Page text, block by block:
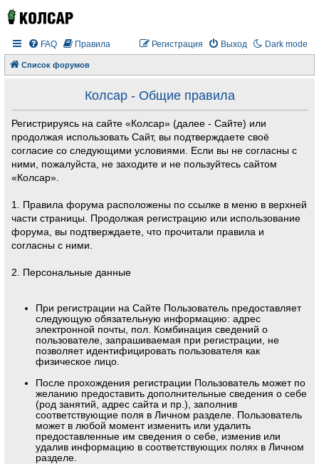
Dark mode
FAQ Правила Выход
Регистрация
Список форумов
Колсар - Общие правила
Регистрируясь на сайте «Колсар» (далее - Сайте) или
продолжая использовать Сайт, вы подтверждаете своё
согласие со следующими условиями. Если вы не согласны с
ними, пожалуйста, не заходите и не пользуйтесь сайтом
«Колсар».
1. Правила форума расположены по ссылке в меню в верхней
части страницы. Продолжая регистрацию или использование
форума, вы подтверждаете, что прочитали правила и
согласны с ними.
2. Персональные данные
При регистрации на Сайте Пользователь предоставляет
следующую обязательную информацию: адрес
электронной почты, пол. Комбинация сведений о
пользователе, запрашиваемая при регистрации, не
позволяет идентифицировать пользователя как
физическое лицо.
После прохождения регистрации Пользователь может по
желанию предоставить дополнительные сведения о себе
(род занятий, адрес сайта и пр.), заполнив
соответствующие поля в Личном разделе. Пользователь
может в любой момент изменить или удалить
предоставленные им сведения о себе, изменив или
удалив информацию в соответствующих полях в Личном
разделе.